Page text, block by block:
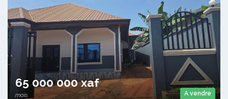
A vendre
65 000 000 xaf
mois